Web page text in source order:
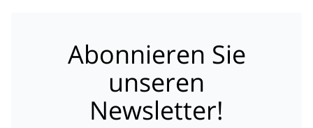
Abonnieren Sie
unseren
Newsletter!